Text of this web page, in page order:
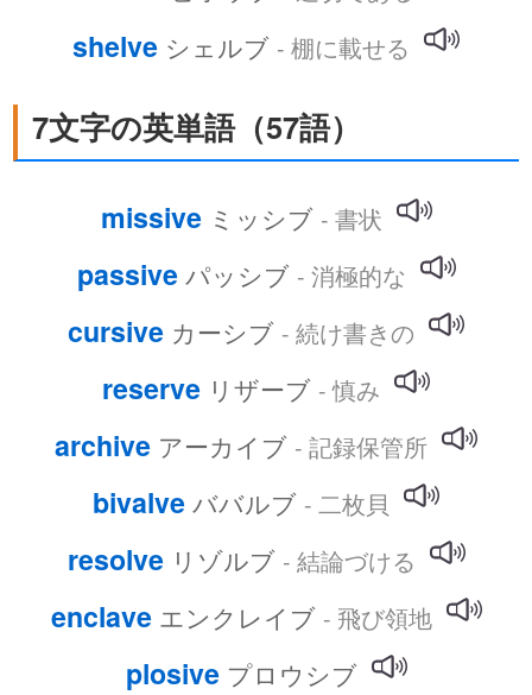
shelve シェルブ - 棚に載せる
7文字の英単語（57語）
missive ミッシブ - 書状
passive パッシブ - 消極的な
cursive カーシブ - 続け書きの
reserve リザーブ - 慎み
archive アーカイブ - 記録保管所
bivalve ババルブ - 二枚貝
resolve リゾルブ - 結論づける
enclave エンクレイブ - 飛び領地
plosive プロウシブ